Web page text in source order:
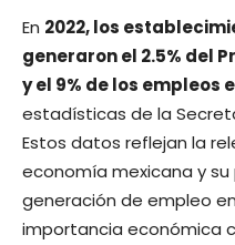
En 2022, los
generaron el 2.5% del
y el 9% de los empleos
estadísticas de la
Estos datos reflejan la
economía mexicana y
generación de empleo
importancia económica